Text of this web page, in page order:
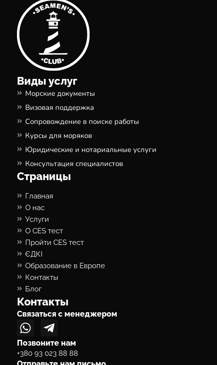
Виды услуг
Морские документы
Визовая поддержка
Сопровождение в поиске работы
Курсы для моряков
Юридические и нотариальные услуги
Консультация специалистов
Страницы
Главная
О нас
Услуги
О CES тест
Пройти CES тест
ЄДКІ
Образование в Европе
Контакты
Блог
Контакты
Связаться с менеджером
Позвоните нам
+380 93 023 88 88